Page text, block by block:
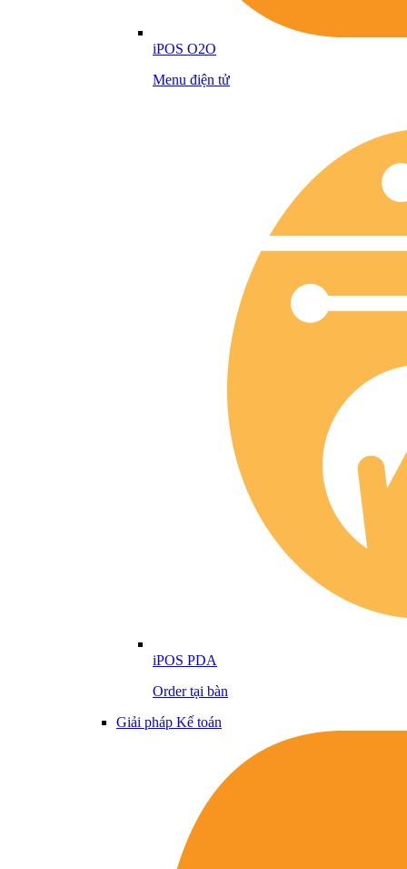
iPOS O2O
Menu điện tử
iPOS PDA
Order tại bàn
Giải pháp Kế toán